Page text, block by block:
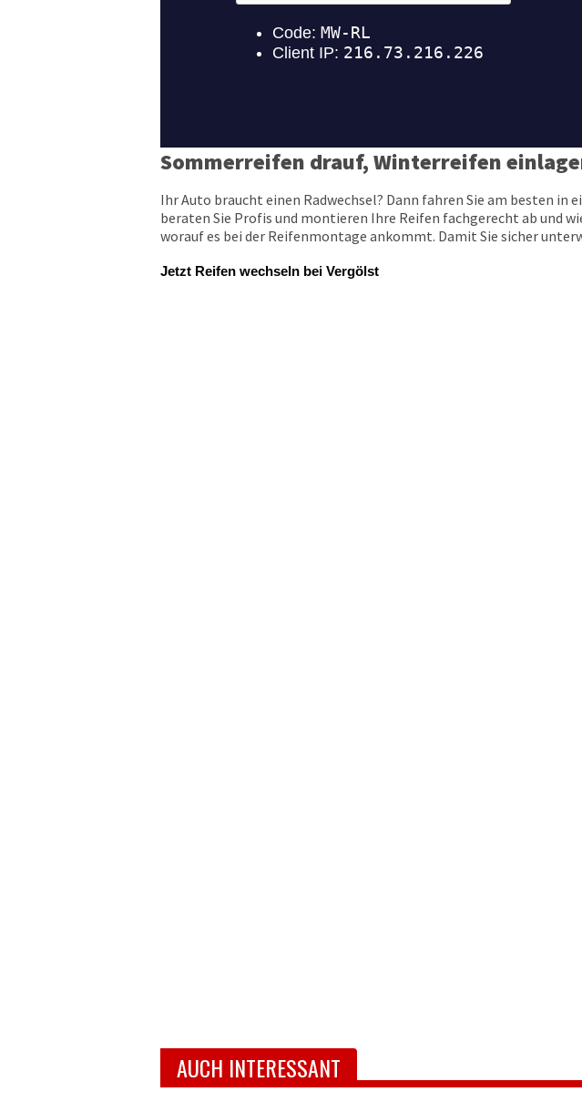
Sommerreifen drauf, Winterreifen
Ihr Auto braucht einen Radwechsel? Dann fahren Sie am besten in
beraten Sie Profis und montieren Ihre Reifen fachgerecht ab und
worauf es bei der Reifenmontage ankommt. Damit Sie sicher
Jetzt Reifen wechseln bei Vergölst
AUCH INTERESSANT